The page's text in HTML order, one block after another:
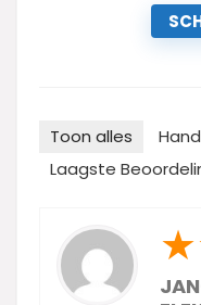
Toon alles
Laagste
★